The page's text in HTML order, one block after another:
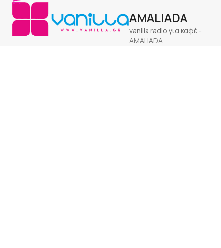
Skip
content
Open
mobile
menu
Close
mobile
menu
AMALIADA
vanilla radio για καφέ -
AMALIADA